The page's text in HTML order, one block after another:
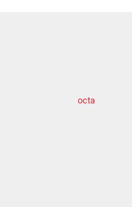
octa
dziļurbums